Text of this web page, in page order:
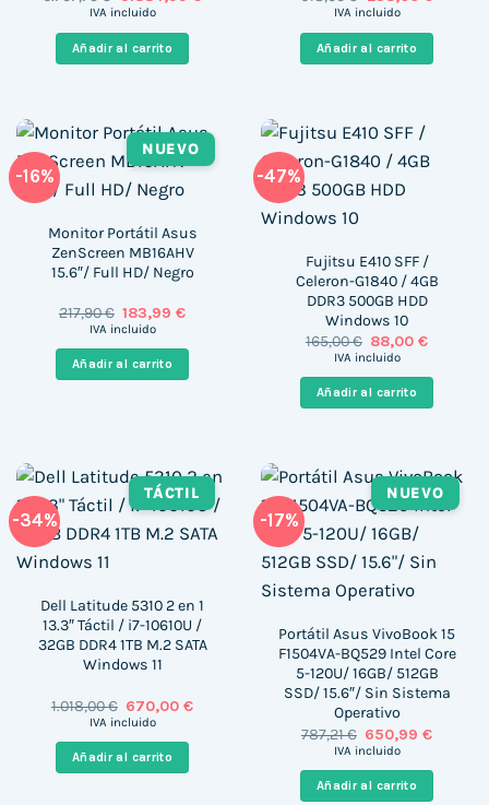
precio
era:
6.797,75 €.
IVA incluido
Añadir al carrito
precio
era:
618,00 €.
es:
IVA incluido
Añadir al carrito
-16%
NUEVO
Monitor Portátil Asus
ZenScreen MB16AHV
15.6″/ Full HD/ Negro
217,90€ El
precio
era:
217,90 €.
183,99€El
es:
183,99 €.
IVA incluido
Añadir al carrito
-47%
Fujitsu E410 SFF /
Celeron-G1840 / 4GB
DDR3 500GB HDD
Windows 10
165,00€ El
precio
era:
165,00 €.
88,00€El
es:
88,00 €.
IVA incluido
Añadir al carrito
-34%
TÁCTIL
Dell Latitude 5310 2 en 1
13.3″ Táctil / i7-10610U /
32GB DDR4 1TB M.2 SATA
Windows 11
1.018,00€ El
precio
era:
1.018,00 €.
670,00€El
IVA incluido
Añadir al carrito
-17%
NUEVO
Portátil Asus VivoBook 15
F1504VA-BQ529 Intel Core
5-120U/ 16GB/ 512GB
SSD/ 15.6″/ Sin Sistema
Operativo
787,21€ El
precio
era:
787,21 €.
650,99€El
es:
650,99
IVA incluido
Añadir al carrito